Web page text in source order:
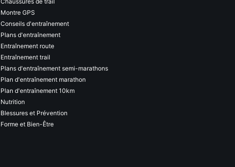
Montre GPS
Conseils d'entraînement
Plans d'entraînement
Entraînement route
Entraînement trail
Plans d'entraînement semi-marathons
Plan d'entraînement marathon
Plan d'entraînement 10km
Nutrition
Blessures et Prévention
Forme et Bien-Être